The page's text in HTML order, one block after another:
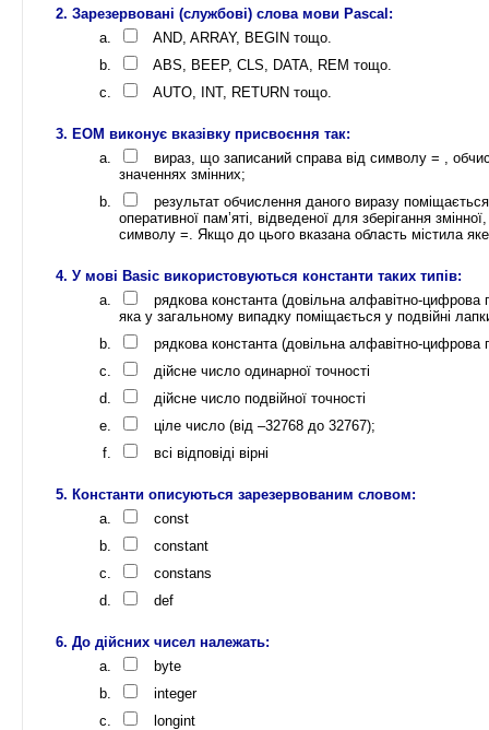
Зарезервовані (службові) слова мови Pascal:
AND, ARRAY, BEGIN тощо.
ABS, BEEP, CLS, DATA, REM тощо.
AUTO, INT, RETURN тощо.
ЕОМ виконує вказівку присвоєння так:
вираз, що записаний справа від символу = ,
значеннях змінних;
результат обчислення даного виразу
оперативної пам’яті, відведеної для зберігання
символу =. Якщо до цього вказана область містила
У мові Basic використовуються константи таких типів:
рядкова константа (довільна алфавітно-цифрова
яка у загальному випадку поміщається у подвійні
рядкова константа (довільна алфавітно-цифрова
дійсне число одинарної точності
дійсне число подвійної точності
ціле число (від –32768 до 32767);
всі відповіді вірні
Константи описуються зарезервованим словом:
const
constant
constans
def
До дійсних чисел належать:
byte
integer
longint